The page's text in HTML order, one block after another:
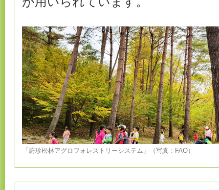
「蔚珍松林アグロフォレストリーシステム」（写真：FAO）